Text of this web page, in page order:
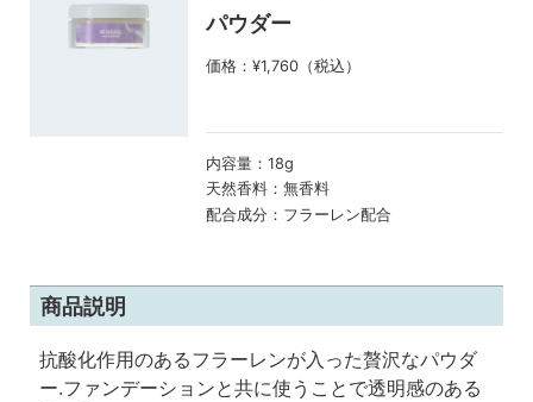
パウダー
価格：¥1,760（税込）
内容量： 18g
天然香料： 無香料
配合成分： フラーレン配合
商品説明
抗酸化作用のあるフラーレンが入った贅沢なパウダ
ー.ファンデーションと共に使うことで透明感のある